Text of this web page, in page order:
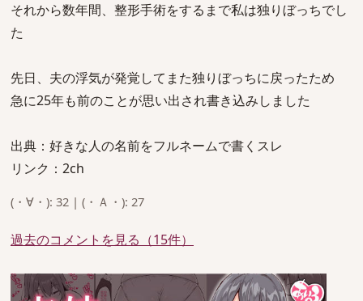
それから数年間、整形手術をするまで私は独りぼっちでし
た
先日、夫の浮気が発覚してまた独りぼっちに戻ったため
急に25年も前のことが思い出され書き込みしました
出典：好きな人の名前をフルネームで書くスレ
リンク：2ch
(・∀・): 32 | (・Ａ・): 27
過去のコメントを見る（15件）